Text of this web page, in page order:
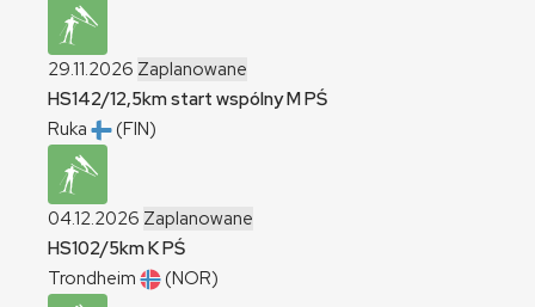
29.11.2026 Zaplanowane
HS142/12,5km start wspólnyMPŚ
Ruka
(FIN)
04.12.2026 Zaplanowane
HS102/5kmKPŚ
Trondheim
(NOR)